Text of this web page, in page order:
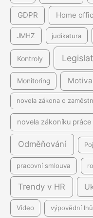
GDPR Home
JMHZ judikatura
Kontroly
Monitoring
novela zákona o
novela zákoníku práce
Odměňování
pracovní smlouva
Trendy v HR
Video výpovědní